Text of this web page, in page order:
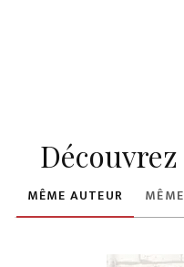
MÊME AUTEUR